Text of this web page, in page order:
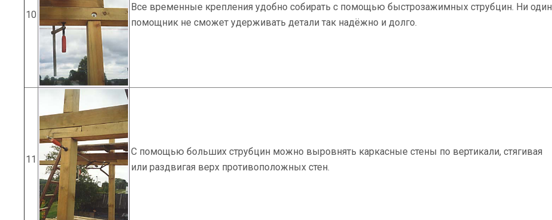
10
Все временные крепления удобно собирать с помощью быстрозажимных струбцин. Ни один
помощник не сможет удерживать детали так надёжно и долго.
11
С помощью больших струбцин можно выровнять каркасные стены по вертикали, стягивая
или раздвигая верх противоположных стен.